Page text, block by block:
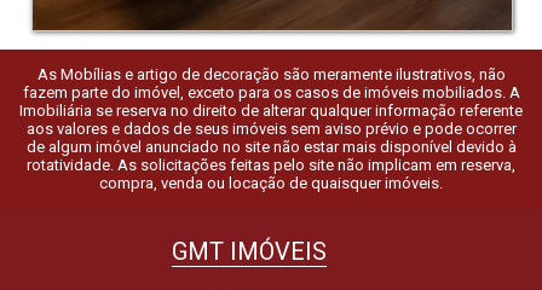
As Mobílias e artigo de decoração são meramente ilustrativos, não
fazem parte do imóvel, exceto para os casos de imóveis mobiliados. A
Imobiliária se reserva no direito de alterar qualquer informação referente
aos valores e dados de seus imóveis sem aviso prévio e pode ocorrer
de algum imóvel anunciado no site não estar mais disponível devido à
rotatividade. As solicitações feitas pelo site não implicam em reserva,
compra, venda ou locação de quaisquer imóveis.
GMT IMÓVEIS